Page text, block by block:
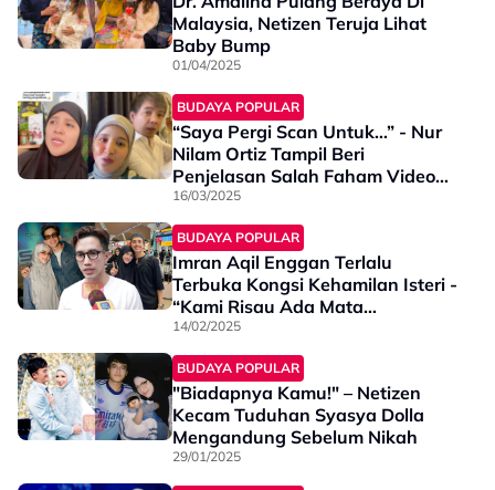
Malaysia, Netizen Teruja Lihat
Baby Bump
01/04/2025
BUDAYA POPULAR
“Saya Pergi Scan Untuk…” - Nur
Nilam Ortiz Tampil Beri
Penjelasan Salah Faham Video
Ultrasound
16/03/2025
BUDAYA POPULAR
Imran Aqil Enggan Terlalu
Terbuka Kongsi Kehamilan Isteri -
“Kami Risau Ada Mata
Memandang Dengan Niat Tidak
Baik”
14/02/2025
BUDAYA POPULAR
"Biadapnya Kamu!" – Netizen
Kecam Tuduhan Syasya Dolla
Mengandung Sebelum Nikah
29/01/2025